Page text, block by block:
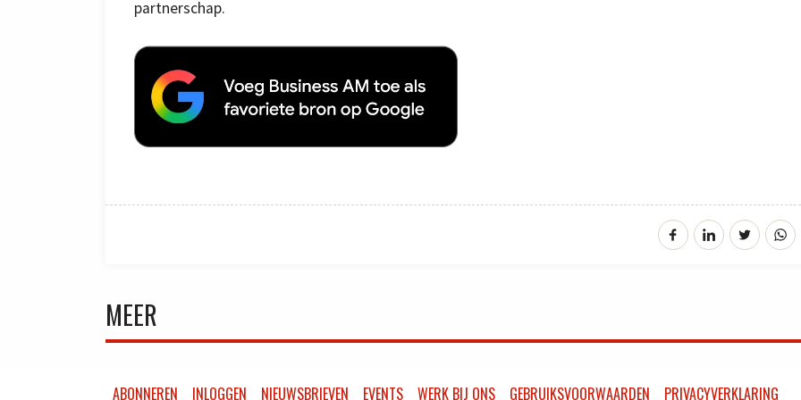
partnerschap.
MEER
ABONNEREN INLOGGEN NIEUWSBRIEVEN EVENTS WERK BIJ ONS GEBRUIKSVOORWAARDEN PRIVACYVERKLARING